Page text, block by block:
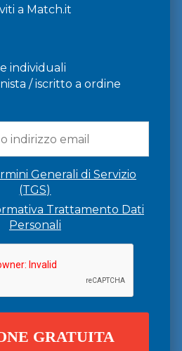
a Match.it
individuali
/ iscritto a ordine
Generali di Servizio
(TGS)
Trattamento Dati
Personali